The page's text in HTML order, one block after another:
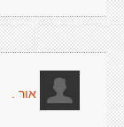
אור .